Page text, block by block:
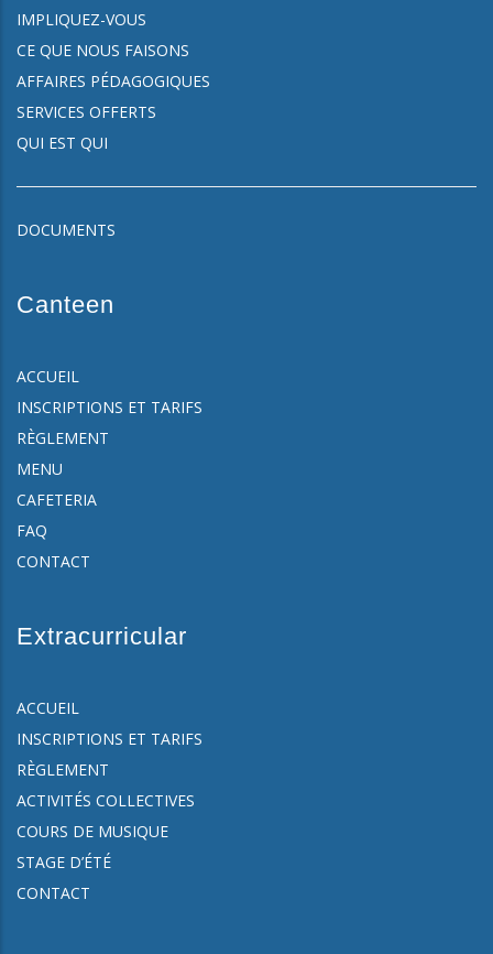
IMPLIQUEZ-VOUS
CE QUE NOUS FAISONS
AFFAIRES PÉDAGOGIQUES
SERVICES OFFERTS
QUI EST QUI
DOCUMENTS
Canteen
ACCUEIL
INSCRIPTIONS ET TARIFS
RÈGLEMENT
MENU
CAFETERIA
FAQ
CONTACT
Extracurricular
ACCUEIL
INSCRIPTIONS ET TARIFS
RÈGLEMENT
ACTIVITÉS COLLECTIVES
COURS DE MUSIQUE
STAGE D’ÉTÉ
CONTACT